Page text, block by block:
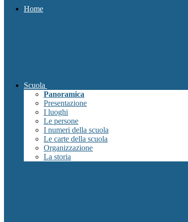
Home
Scuola
Panoramica
Presentazione
I luoghi
Le persone
I numeri della scuola
Le carte della scuola
Organizzazione
La storia